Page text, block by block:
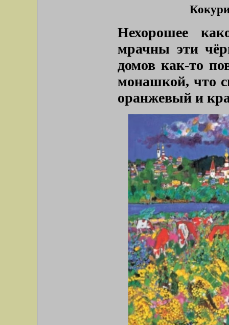
Нехорошее
мрачны эти
домов как-то
монашкой, что
оранжевый и